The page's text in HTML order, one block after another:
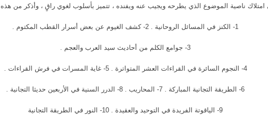
امتلاك ناصية الموضوع الذي يطرحه ويجيب عنه ويفنده ، تتميز بأسلوب لغوي راقٍ ، وأذكر من هذه
1- الكنز في المسائل الروحانية . 2- كشف الغيوم عن بعض أسرار القطب المكتوم .
3- جوامع الكلم من أحاديث سيد العرب والعجم .
4- النجوم السائرة في القراءات العشر المتواترة . 5- غاية المسرات في فرش القراءات .
6- الطريقة التجانية المباركة . 7- المحاريب . 8- الدرر السنية في الأربعين حديثا التجانية .
9- الياقوتة الفريدة في التوحيد والعقيدة . 10- النور في الطريقة التجانية